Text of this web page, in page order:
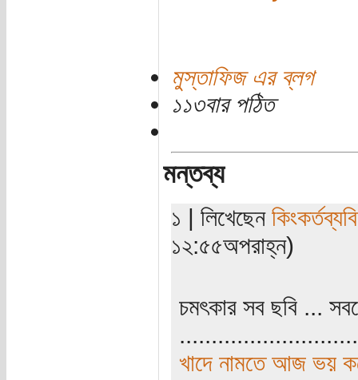
মুস্তাফিজ এর ব্লগ
১১৩বার পঠিত
মন্তব্য
১ | লিখেছেন
১২:৫৫অপরাহ্ন)
চমৎকার সব ছবি ...
খাদে নামতে আজ ভয়